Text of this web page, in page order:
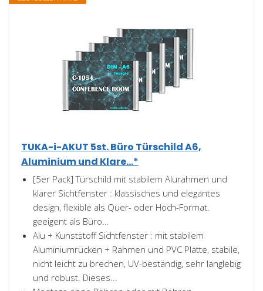
TUKA-i-AKUT 5st. Büro Türschild A6,
Aluminium und Klare...*
[5er Pack] Türschild mit stabilem Alurahmen und
klarer Sichtfenster : klassisches und elegantes
design, flexible als Quer- oder Hoch-Format.
geeigent als Büro...
Alu + Kunststoff Sichtfenster : mit stabilem
Aluminiumrücken + Rahmen und PVC Platte, stabile,
nicht leicht zu brechen, UV-beständig, sehr langlebig
und robust. Dieses...